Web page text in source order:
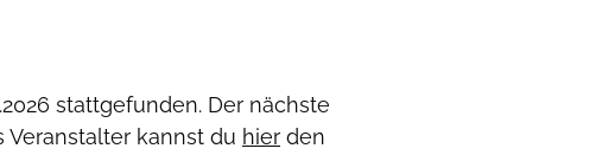
stattgefunden. Der nächste
Veranstalter kannst du hier den